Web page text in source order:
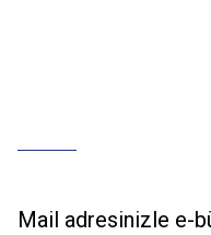
Mail adresinizle e-